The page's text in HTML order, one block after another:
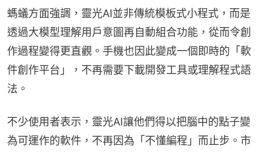
螞蟻方面強調，靈光AI並非傳統模板式小程式，而是
透過大模型理解用戶意圖再自動組合功能，從而令創
作過程變得更直觀。手機也因此變成一個即時的「軟
件創作平台」，不再需要下載開發工具或理解程式語
法。
不少使用者表示，靈光AI讓他們得以把腦中的點子變
為可運作的軟件，不再因為「不懂編程」而止步。市